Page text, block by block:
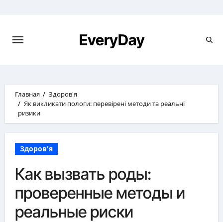
EveryDay
Главная
Здоров'я
Як викликати пологи: перевірені методи та реальні
ризики
Здоров'я
Как вызвать роды:
проверенные методы и
реальные риски